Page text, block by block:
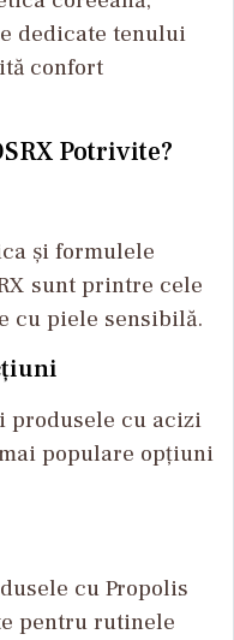
dedicate tenului
confort
Potrivite?
și formulele
sunt printre cele
cu piele sensibilă.
produsele cu acizi
populare opțiuni
cu Propolis
pentru rutinele